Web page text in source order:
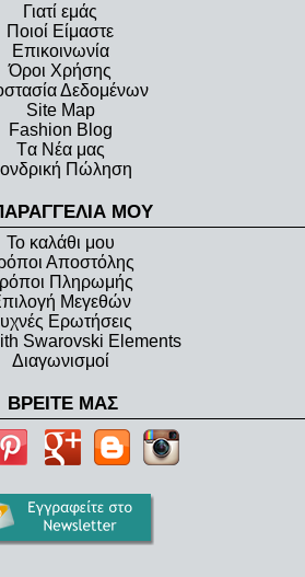
Γιατί εμάς
Ποιοί Είμαστε
Eπικοινωνία
Όροι Xρήσης
Δεδομένων
Site Map
Fashion Blog
Tα Νέα μας
Πώληση
ΜΟΥ
Το καλάθι μου
Αποστόλης
Πληρωμής
Μεγεθών
Ερωτήσεις
Swarovski Elements
Διαγωνισμοί
ΒΡΕΙΤΕ ΜΑΣ